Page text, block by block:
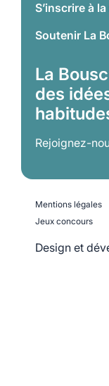
S’inscrire à
Soutenir La
La
des
Rejoignez-
Mentions légales
Jeux concours
Design et